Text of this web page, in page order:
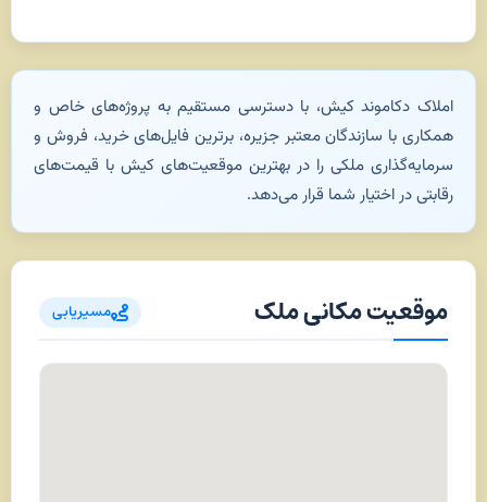
املاک دکاموند کیش، با دسترسی مستقیم به پروژه‌های خاص و
همکاری با سازندگان معتبر جزیره، برترین فایل‌های خرید، فروش و
سرمایه‌گذاری ملکی را در بهترین موقعیت‌های کیش با قیمت‌های
رقابتی در اختیار شما قرار می‌دهد.
موقعیت مکانی ملک مسیریابی